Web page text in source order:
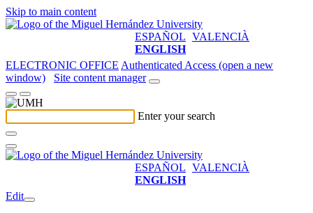
Skip to main content
ESPAÑOL VALENCIÀ
ENGLISH
ELECTRONIC OFFICE Authenticated Access (open a new
window)
Site content manager
Enter your search
ESPAÑOL VALENCIÀ
ENGLISH
Edit